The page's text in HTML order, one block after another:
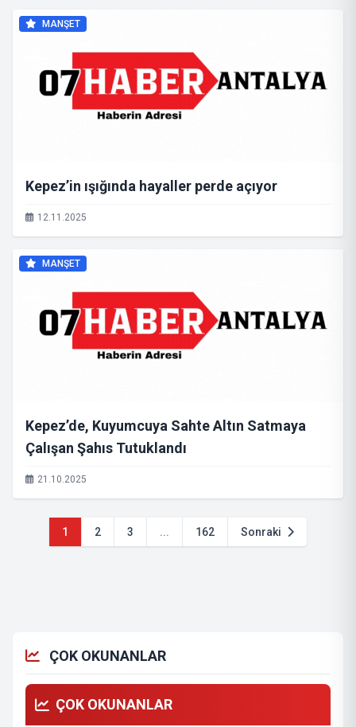
MANŞET
Kepez’in ışığında hayaller perde açıyor
12.11.2025
MANŞET
Kepez’de, Kuyumcuya Sahte Altın Satmaya
Çalışan Şahıs Tutuklandı
21.10.2025
1 2 3 ... 162 Sonraki
ÇOK OKUNANLAR
ÇOK OKUNANLAR